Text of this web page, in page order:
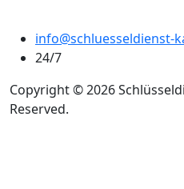
info@schluesseldienst-
24/7
Copyright © 2026
Reserved.